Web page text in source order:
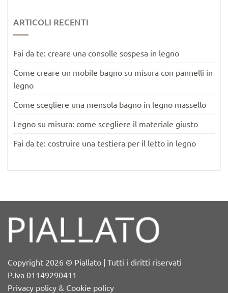
ARTICOLI RECENTI
Fai da te: creare una consolle sospesa in legno
Come creare un mobile bagno su misura con pannelli in
legno
Come scegliere una mensola bagno in legno massello
Legno su misura: come scegliere il materiale giusto
Fai da te: costruire una testiera per il letto in legno
Copyright 2026 © Piallato | Tutti i diritti riservati
P.Iva 01149290411
Privacy policy & Cookie policy